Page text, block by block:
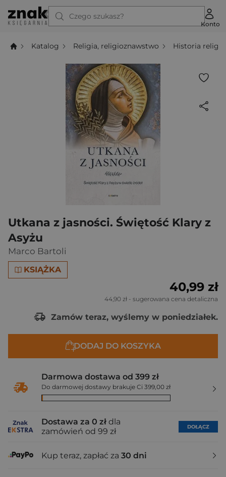
Czego szukasz?
Konto
Katalog Religia, religioznawstwo Historia religii
Utkana z jasności. Świętość Klary z
Asyżu
Marco Bartoli
KSIĄŻKA
40,99 zł
44,90 zł - sugerowana cena detaliczna
Zamów teraz, wyślemy w poniedziałek.
DODAJ DO KOSZYKA
Darmowa dostawa od 399 zł
Do darmowej dostawy brakuje Ci 399,00 zł
Dostawa za 0 zł dla
zamówień od 99 zł
DOŁĄCZ
Kup teraz, zapłać za 30 dni